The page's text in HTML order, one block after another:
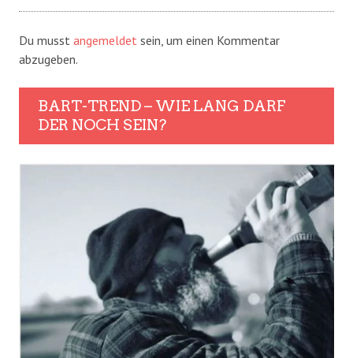
Du musst angemeldet sein, um einen Kommentar
abzugeben.
BART-TREND – WIE LANG DARF
DER NOCH SEIN?